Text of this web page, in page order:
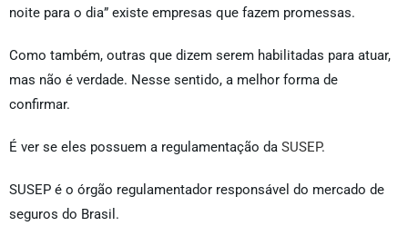
noite para o dia” existe empresas que fazem promessas.
Como também, outras que dizem serem habilitadas para atuar,
mas não é verdade. Nesse sentido, a melhor forma de
confirmar.
É ver se eles possuem a regulamentação da SUSEP.
SUSEP é o órgão regulamentador responsável do mercado de
seguros do Brasil.